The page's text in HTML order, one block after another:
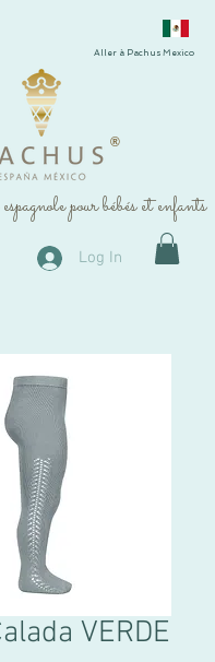
®
pour bébés et enfants
Aller à Pachus Mexico
Log In
VERDE